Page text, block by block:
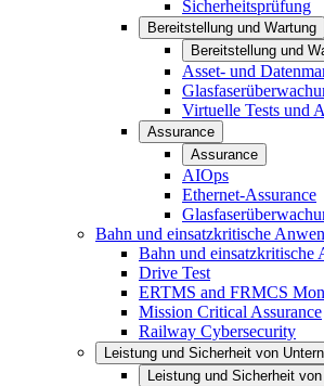
Sicherheitsprüfung
Bereitstellung und Wartung
Bereitstellung und
Asset- und
Virtuelle Tests und
Assurance
Assurance
AIOps
Ethernet-Assurance
Bahn und einsatzkritische
Bahn und einsatzkritische
Drive Test
ERTMS and FRMCS
Mission Critical Assurance
Railway Cybersecurity
Leistung und Sicherheit von
Leistung und Sicherheit